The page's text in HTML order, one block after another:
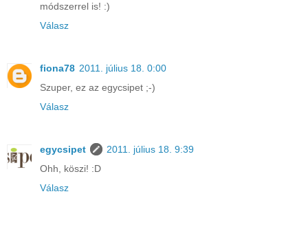
módszerrel is! :)
Válasz
fiona78 2011. július 18. 0:00
Szuper, ez az egycsipet ;-)
Válasz
egycsipet
2011. július 18. 9:39
Ohh, köszi! :D
Válasz